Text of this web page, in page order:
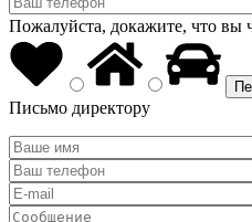
Пожалуйста, докажите, что вы
Письмо директору